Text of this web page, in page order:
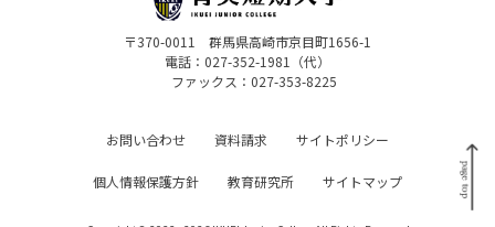
〒370-0011 群馬県高崎市京目町1656-1
電話： 027-352-1981（代）
ファックス：027-353-8225
お問い合わせ 資料請求 サイトポリシー
個人情報保護方針 教育研究所 サイトマップ